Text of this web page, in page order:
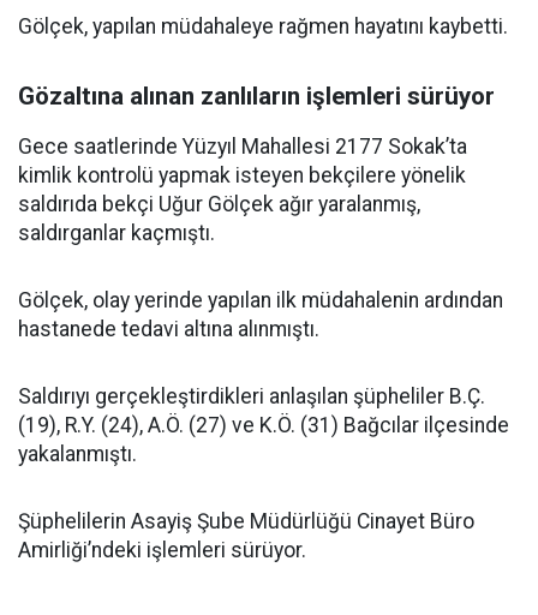
Gölçek, yapılan müdahaleye rağmen hayatını kaybetti.
Gözaltına alınan zanlıların işlemleri sürüyor
Gece saatlerinde Yüzyıl Mahallesi 2177 Sokak’ta
kimlik kontrolü yapmak isteyen bekçilere yönelik
saldırıda bekçi Uğur Gölçek ağır yaralanmış,
saldırganlar kaçmıştı.
Gölçek, olay yerinde yapılan ilk müdahalenin ardından
hastanede tedavi altına alınmıştı.
Saldırıyı gerçekleştirdikleri anlaşılan şüpheliler B.Ç.
(19), R.Y. (24), A.Ö. (27) ve K.Ö. (31) Bağcılar ilçesinde
yakalanmıştı.
Şüphelilerin Asayiş Şube Müdürlüğü Cinayet Büro
Amirliği’ndeki işlemleri sürüyor.